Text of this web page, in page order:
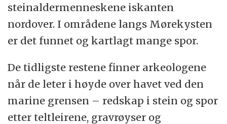
steinaldermenneskene iskanten
nordover. I områdene langs Mørekysten
er det funnet og kartlagt mange spor.
De tidligste restene finner arkeologene
når de leter i høyde over havet ved den
marine grensen – redskap i stein og spor
etter teltleirene, gravrøyser og